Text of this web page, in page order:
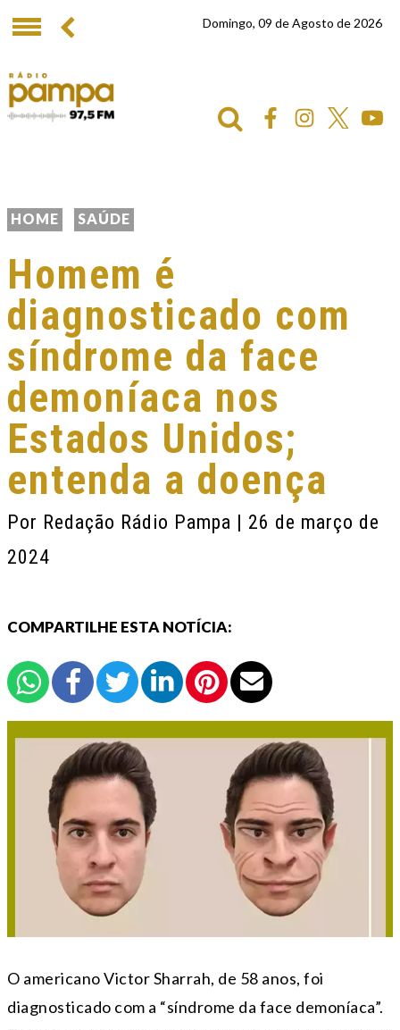
Domingo, 09 de Agosto de 2026
HOME SAÚDE
Homem é
diagnosticado com
síndrome da face
demoníaca nos
Estados Unidos;
entenda a doença
Por Redação Rádio Pampa | 26 de março de
2024
COMPARTILHE ESTA NOTÍCIA:
O americano Victor Sharrah, de 58 anos, foi
diagnosticado com a “síndrome da face demoníaca”.